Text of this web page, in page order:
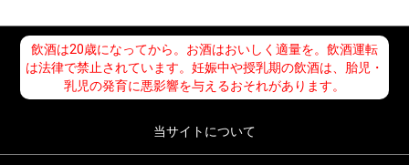
飲酒は20歳になってから。お酒はおいしく適量を。飲酒運転
は法律で禁止されています。妊娠中や授乳期の飲酒は、胎児・
乳児の発育に悪影響を与えるおそれがあります。
当サイトについて